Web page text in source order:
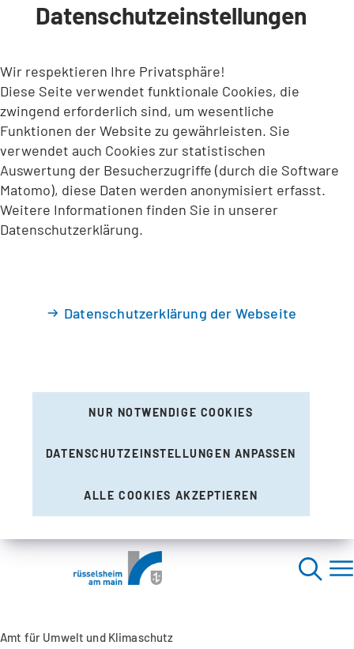
INHALT ANSPRINGEN
Datenschutzeinstellungen
Wir respektieren Ihre Privatsphäre!
Diese Seite verwendet funktionale Cookies, die
zwingend erforderlich sind, um wesentliche
Funktionen der Website zu gewährleisten. Sie
verwendet auch Cookies zur statistischen
Auswertung der Besucherzugriffe (durch die Software
Matomo), diese Daten werden anonymisiert erfasst.
Weitere Informationen finden Sie in unserer
Datenschutzerklärung.
Datenschutzerklärung der Webseite
NUR NOTWENDIGE COOKIES
DATENSCHUTZEINSTELLUNGEN ANPASSEN
ALLE COOKIES AKZEPTIEREN
Amt für Umwelt und Klimaschutz